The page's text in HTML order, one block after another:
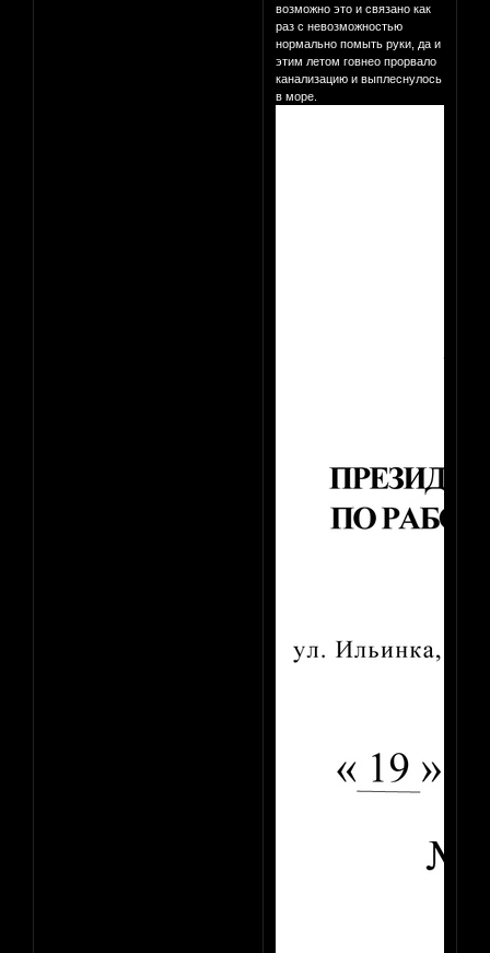
возможно это и связано как
раз с невозможностью
нормально помыть руки, да и
этим летом говнео прорвало
канализацию и выплеснулось
в море.